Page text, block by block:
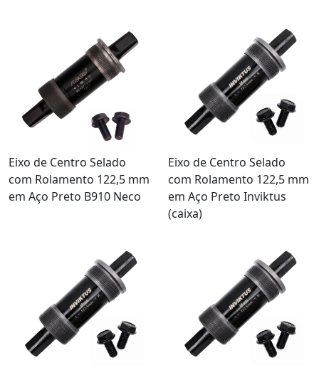
Eixo de Centro Selado
com Rolamento 122,5 mm
em Aço Preto B910 Neco
Eixo de Centro Selado
com Rolamento 122,5 mm
em Aço Preto Inviktus
(caixa)